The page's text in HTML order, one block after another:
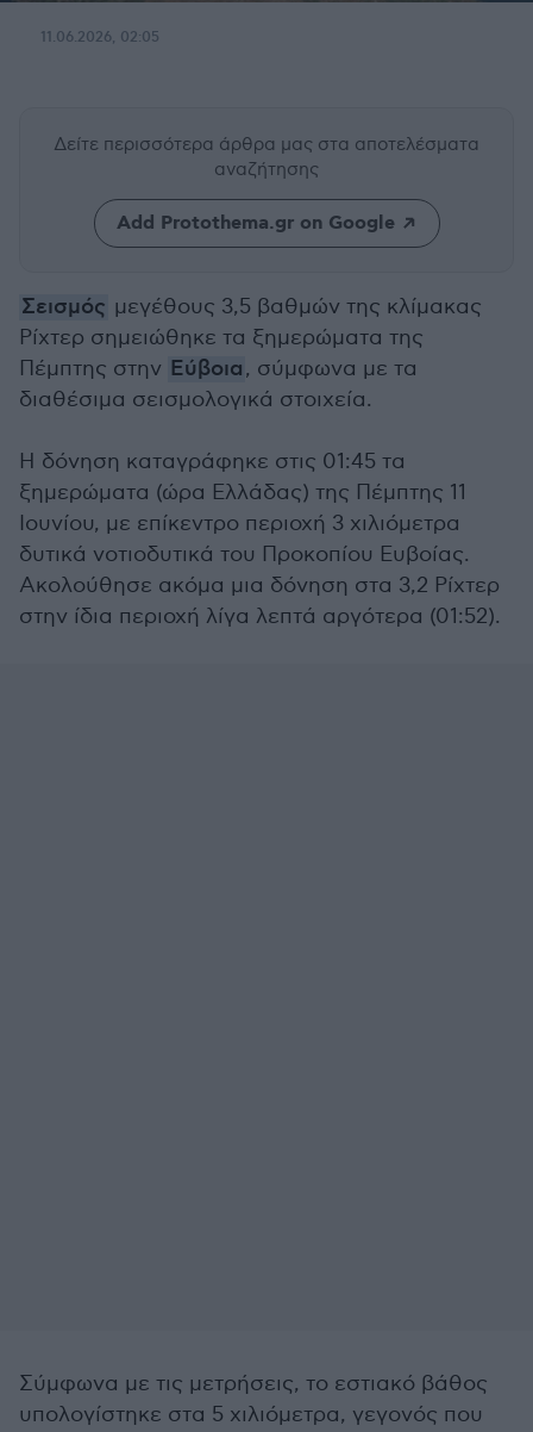
11.06.2026, 02:05
Δείτε περισσότερα άρθρα μας στα αποτελέσματα
αναζήτησης
Add Protothema.gr on Google
Σεισμός μεγέθους 3,5 βαθμών της κλίμακας
Ρίχτερ σημειώθηκε τα ξημερώματα της
Πέμπτης στην Εύβοια, σύμφωνα με τα
διαθέσιμα σεισμολογικά στοιχεία.
Η δόνηση καταγράφηκε στις 01:45 τα
ξημερώματα (ώρα Ελλάδας) της Πέμπτης 11
Ιουνίου, με επίκεντρο περιοχή 3 χιλιόμετρα
δυτικά νοτιοδυτικά του Προκοπίου Ευβοίας.
Ακολούθησε ακόμα μια δόνηση στα 3,2 Ρίχτερ
στην ίδια περιοχή λίγα λεπτά αργότερα (01:52).
Σύμφωνα με τις μετρήσεις, το εστιακό βάθος
υπολογίστηκε στα 5 χιλιόμετρα, γεγονός που